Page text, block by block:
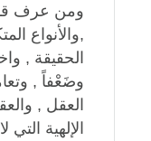
ومن عرف
,والأنواع
الحقيقة ,
وضَعْفاً ,
العقل ,
الإلهية